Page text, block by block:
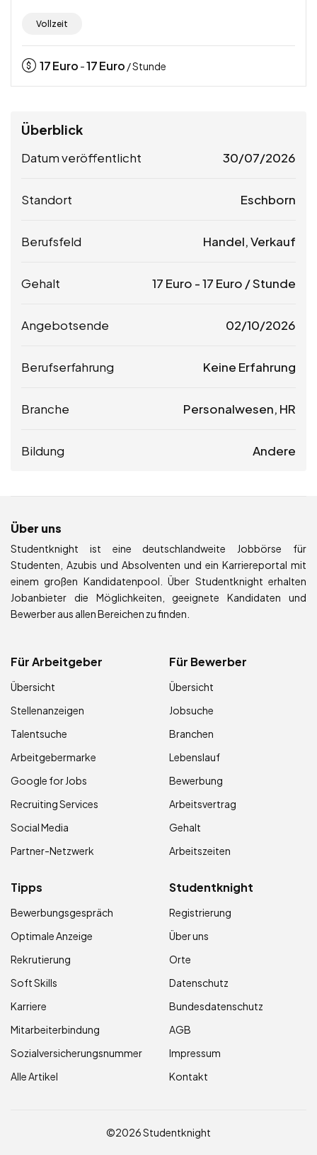
Vollzeit
17Euro -17Euro / Stunde
Überblick
Datum veröffentlicht 30/07/2026
Standort Eschborn
Berufsfeld Handel, Verkauf
Gehalt 17 Euro -17 Euro / Stunde
Angebotsende 02/10/2026
Berufserfahrung Keine Erfahrung
Branche Personalwesen, HR
Bildung Andere
Über uns
Studentknight ist eine deutschlandweite Jobbörse für
Studenten, Azubis und Absolventen und ein Karriereportal mit
einem großen Kandidatenpool. Über Studentknight erhalten
Jobanbieter die Möglichkeiten, geeignete Kandidaten und
Bewerber aus allen Bereichen zu finden.
Für Arbeitgeber
Übersicht
Stellenanzeigen
Talentsuche
Arbeitgebermarke
Google for Jobs
Recruiting Services
Social Media
Partner-Netzwerk
Für Bewerber
Übersicht
Jobsuche
Branchen
Lebenslauf
Bewerbung
Arbeitsvertrag
Gehalt
Arbeitszeiten
Tipps
Bewerbungsgespräch
Optimale Anzeige
Rekrutierung
Soft Skills
Karriere
Mitarbeiterbindung
Sozialversicherungsnummer
Alle Artikel
Studentknight
Registrierung
Über uns
Orte
Datenschutz
Bundesdatenschutz
AGB
Impressum
Kontakt
©2026 Studentknight